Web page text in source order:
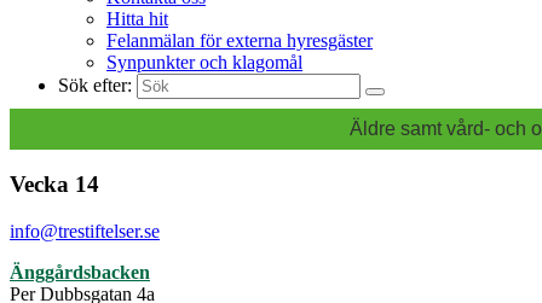
Hitta hit
Felanmälan för externa hyresgäster
Synpunkter och klagomål
Sök efter:
Äldre samt vård- och
Vecka 14
info@trestiftelser.se
Änggårdsbacken
Per Dubbsgatan 4a